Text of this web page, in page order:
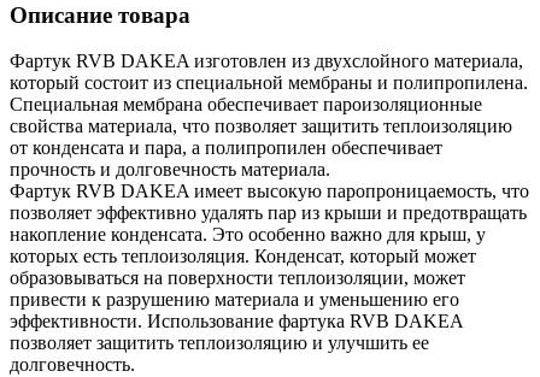
Описание товара
Фартук RVB DAKEA изготовлен из двухслойного материала,
который состоит из специальной мембраны и полипропилена.
Специальная мембрана обеспечивает пароизоляционные
свойства материала, что позволяет защитить теплоизоляцию
от конденсата и пара, а полипропилен обеспечивает
прочность и долговечность материала.
Фартук RVB DAKEA имеет высокую паропроницаемость, что
позволяет эффективно удалять пар из крыши и предотвращать
накопление конденсата. Это особенно важно для крыш, у
которых есть теплоизоляция. Конденсат, который может
образовываться на поверхности теплоизоляции, может
привести к разрушению материала и уменьшению его
эффективности. Использование фартука RVB DAKEA
позволяет защитить теплоизоляцию и улучшить ее
долговечность.